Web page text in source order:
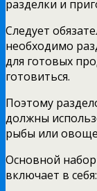
разделки и
Следует
необходимо
для готовых
готовиться.
Поэтому
должны
рыбы или
Основной
включает в себя: